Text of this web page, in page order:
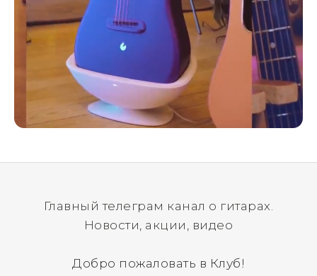
Главный телеграм канал о гитарах.
Новости, акции, видео
Добро пожаловать в Клуб!